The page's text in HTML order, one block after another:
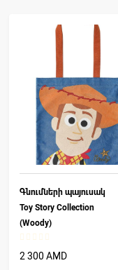
Գնումների պայուսակ
Toy Story Collection
(Woody)
2 300 AMD